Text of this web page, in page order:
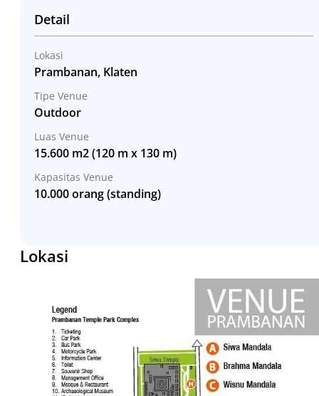
Detail
Lokasi
Prambanan, Klaten
Tipe Venue
Outdoor
Luas Venue
15.600 m2 (120 m x 130 m)
Kapasitas Venue
10.000 orang (standing)
Lokasi